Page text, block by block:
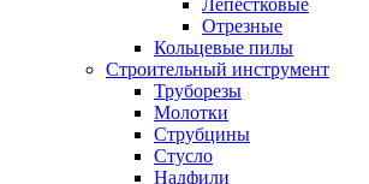
Отрезные
Кольцевые пилы
Строительный инструмент
Труборезы
Молотки
Струбцины
Стусло
Надфили